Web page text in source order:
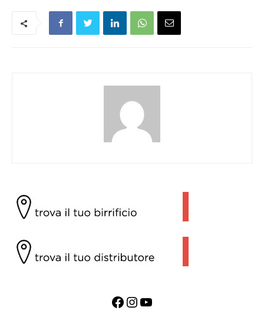
Facebook InstagramYouTube